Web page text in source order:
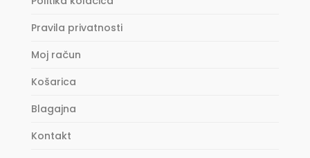
Pravila privatnosti
Moj račun
Košarica
Blagajna
Kontakt